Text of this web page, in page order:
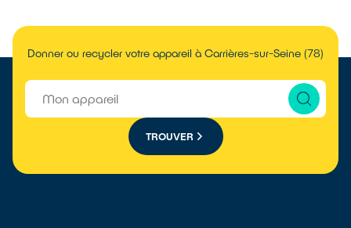
Donner ou recycler votre appareil à Carrières-sur-Seine (78)
TROUVER